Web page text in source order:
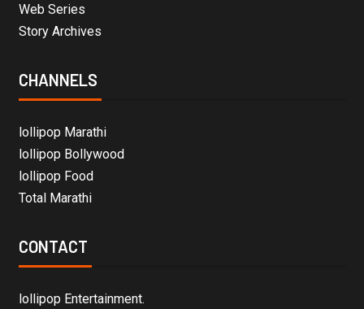
Web Series
Story Archives
CHANNELS
lollipop Marathi
lollipop Bollywood
lollipop Food
Total Marathi
CONTACT
lollipop Entertainment.